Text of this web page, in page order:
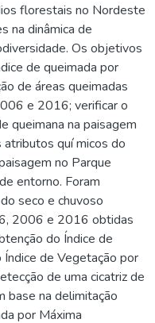
florestais no Nordeste
na dinâmica de
Os objetivos
de queimada por
de áreas queimadas
e 2016; verificar o
queimana na paisagem
quí micos do
no Parque
entorno. Foram
seco e chuvoso
2006 e 2016 obtidas
do Índice de
de Vegetação por
de uma cicatriz de
base na delimitação
por Máxima